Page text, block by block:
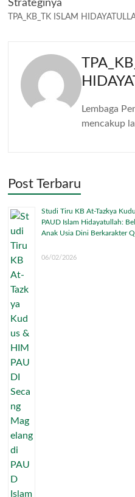
Strateginya
TPA_KB_TK ISLAM
Lembaga
mencakup
Post Terbaru
Studi Tiru KB At-Tazkya
PAUD Islam Hidayatullah:
Anak Usia Dini Berkarakter
06/02/2026